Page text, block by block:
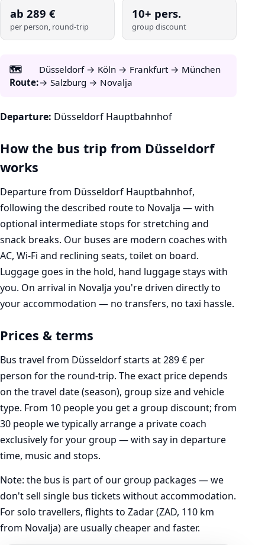
ab 289 €
per person, round-trip
10+ pers.
group discount
🗺️
Route:
Düsseldorf → Köln → Frankfurt → München
→ Salzburg → Novalja
Departure: Düsseldorf Hauptbahnhof
How the bus trip from Düsseldorf
works
Departure from Düsseldorf Hauptbahnhof,
following the described route to Novalja — with
optional intermediate stops for stretching and
snack breaks. Our buses are modern coaches with
AC, Wi-Fi and reclining seats, toilet on board.
Luggage goes in the hold, hand luggage stays with
you. On arrival in Novalja you're driven directly to
your accommodation — no transfers, no taxi hassle.
Prices & terms
Bus travel from Düsseldorf starts at 289 € per
person for the round-trip. The exact price depends
on the travel date (season), group size and vehicle
type. From 10 people you get a group discount; from
30 people we typically arrange a private coach
exclusively for your group — with say in departure
time, music and stops.
Note: the bus is part of our group packages — we
don't sell single bus tickets without accommodation.
For solo travellers, flights to Zadar (ZAD, 110 km
from Novalja) are usually cheaper and faster.